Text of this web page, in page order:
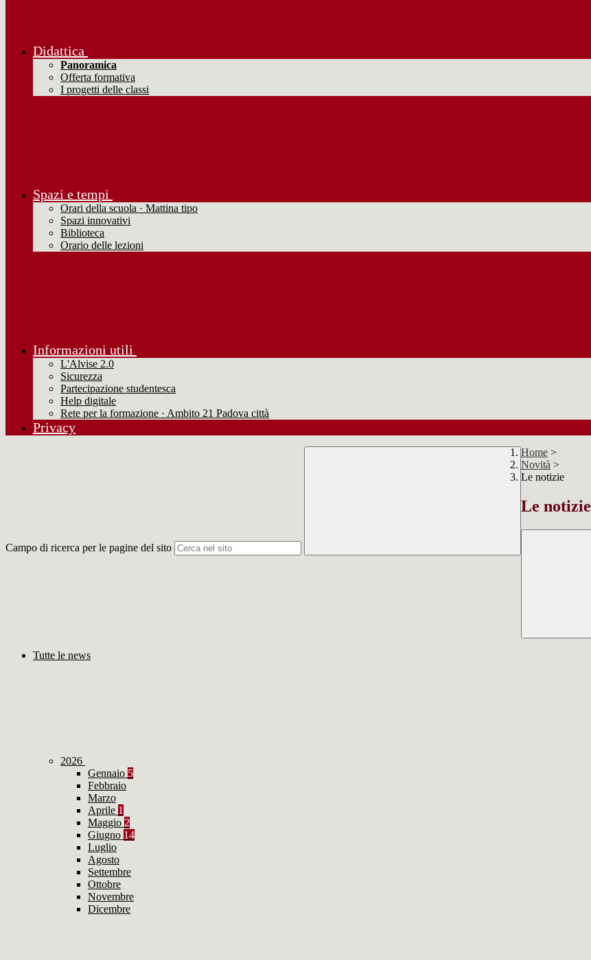
Didattica
Panoramica
Offerta formativa
I progetti delle classi
Spazi e tempi
Orari della scuola · Mattina tipo
Spazi innovativi
Biblioteca
Orario delle lezioni
Informazioni utili
L'Alvise 2.0
Sicurezza
Partecipazione studentesca
Help digitale
Rete per la formazione · Ambito 21 Padova città
Privacy
Campo di ricerca per le pagine del sito
Home >
Novità >
Le notizie
Le notizie
Tutte le news
2026
Gennaio 5
Febbraio
Marzo
Aprile 1
Maggio 2
Giugno 14
Luglio
Agosto
Settembre
Ottobre
Novembre
Dicembre